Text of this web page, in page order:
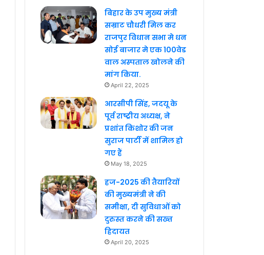
बिहार के उप मुख्य मंत्री
सम्राट चौधरी मिल कर
राजपुर विधान सभा मे धन
सोई बाजार मे एक 100वेड
वाल अस्पताल खोलने की
मांग किया.
April 22, 2025
आरसीपी सिंह, जदयू के
पूर्व राष्ट्रीय अध्यक्ष, ने
प्रशांत किशोर की जन
सुराज पार्टी में शामिल हो
गए हैं
May 18, 2025
हज-2025 की तैयारियों
की मुख्यमंत्री ने की
समीक्षा, दी सुविधाओं को
दुरुस्त करने की सख्त
हिदायत
April 20, 2025